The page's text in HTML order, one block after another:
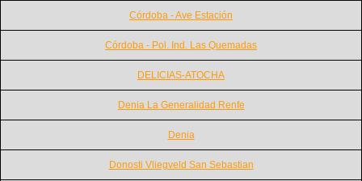
Córdoba - Ave Estación
Córdoba - Pol. Ind. Las Quemadas
DELICIAS-ATOCHA
Denia La Generalidad Renfe
Denia
Donosti Vliegveld San Sebastian